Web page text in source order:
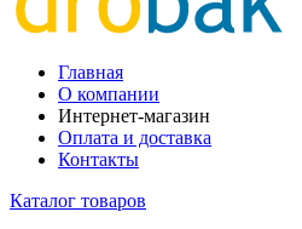
Главная
О компании
Интернет-магазин
Оплата и доставка
Контакты
Каталог товаров